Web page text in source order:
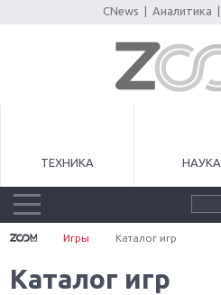
CNews Аналитика
ТЕХНИКА НАУКА
Игры Каталог игр
Каталог игр